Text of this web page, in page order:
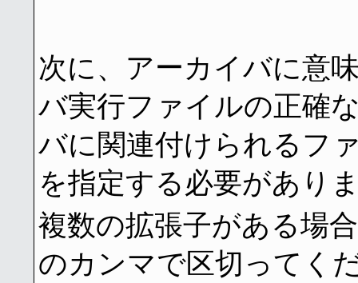
次に、アーカイバに意
バ実行ファイルの正確
バに関連付けられるフ
を指定する必要があり
複数の拡張子がある場
のカンマで区切ってく